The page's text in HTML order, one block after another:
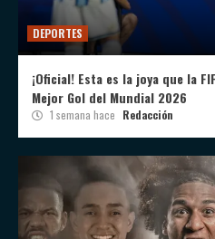
DEPORTES
¡Oficial! Esta es la joya que la
Mejor Gol del Mundial 2026
1 semana hace Redacción